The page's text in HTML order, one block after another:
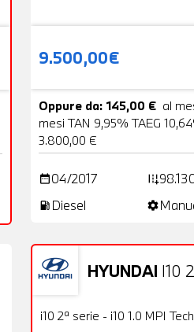
9.500,00€
Oppure da: 145,00 € al
mesi TAN 9,95% TAEG
3.800,00 €
date_range04/2017 add_road
local_gas_station Diesel settings
HYUNDAI I10
OFFERTA
Usato
i10 2ª serie - i10 1.0 MPI Tech